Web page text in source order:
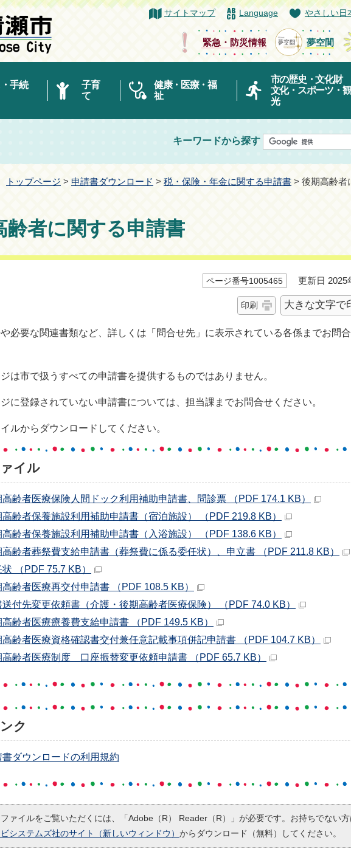
サイトマップ Language やさしい日
緊急・防災情報 夢空間
手続
子育
て
健康・医療・福
祉
市の歴史・文化財
文化・スポーツ・観
光
キーワードから探す
トップページ > 申請書ダウンロード > 税・保険・年金に関する申請書 > 後期高齢者
齢者に関する申請書
ページ番号1005465 更新日 2025
印刷 大きな文字で
必要な関連書類など、詳しくは「問合せ先」に表示されている各係までお問
は市で扱うすべての申請書を提供するものではありません。
に登録されていない申請書については、担当課までお問合せください。
ルからダウンロードしてください。
イル
高齢者医療保険人間ドック利用補助申請書、問診票 （PDF 174.1 KB）
高齢者保養施設利用補助申請書（宿泊施設） （PDF 219.8 KB）
高齢者保養施設利用補助申請書（入浴施設） （PDF 138.6 KB）
高齢者葬祭費支給申請書（葬祭費に係る委任状）、申立書 （PDF 211.8 KB）
（PDF 75.7 KB）
高齢者医療再交付申請書 （PDF 108.5 KB）
送付先変更依頼書（介護・後期高齢者医療保険） （PDF 74.0 KB）
高齢者医療療養費支給申請書 （PDF 149.5 KB）
高齢者医療資格確認書交付兼任意記載事項併記申請書 （PDF 104.7 KB）
高齢者医療制度 口座振替変更依頼申請書 （PDF 65.7 KB）
ク
書ダウンロードの利用規約
ァイルをご覧いただくには、「Adobe（R） Reader（R）」が必要です。お持ちでない方
システムズ社のサイト（新しいウィンドウ） からダウンロード（無料）してください。